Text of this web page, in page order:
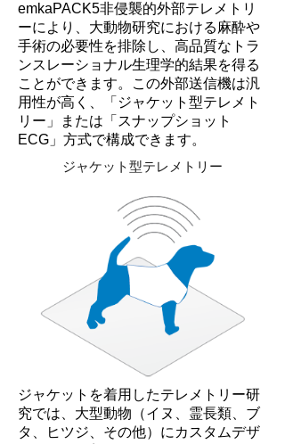
emkaPACK5非侵襲的外部テレメトリ
ーにより、大動物研究における麻酔や
手術の必要性を排除し、高品質なトラ
ンスレーショナル生理学的結果を得る
ことができます。この外部送信機は汎
用性が高く、「ジャケット型テレメト
リー」または「スナップショット
ECG」方式で構成できます。
ジャケット型テレメトリー
ジャケットを着用したテレメトリー研
究では、大型動物（イヌ、霊長類、ブ
タ、ヒツジ、その他）にカスタムデザ